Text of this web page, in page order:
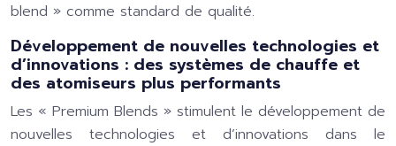
blend » comme standard de qualité.
Développement de nouvelles technologies et
d’innovations : des systèmes de chauffe et
des atomiseurs plus performants
Les « Premium Blends » stimulent le développement de
nouvelles technologies et d’innovations dans le